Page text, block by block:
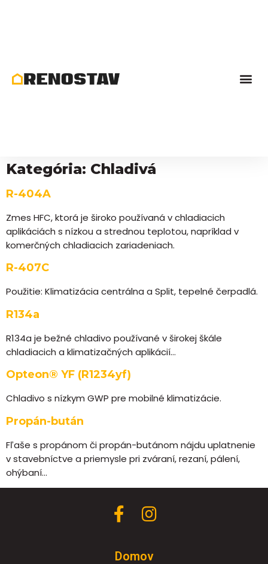
Kategória: Chladivá
R-404A
Zmes HFC, ktorá je široko používaná v chladiacich
aplikáciách s nízkou a strednou teplotou, napríklad v
komerčných chladiacich zariadeniach.
R-407C
Použitie: Klimatizácia centrálna a Split, tepelné čerpadlá.
R134a
R134a je bežné chladivo používané v širokej škále
chladiacich a klimatizačných aplikácií…
Opteon® YF (R1234yf)
Chladivo s nízkym GWP pre mobilné klimatizácie.
Propán-bután
Fľaše s propánom či propán-butánom nájdu uplatnenie
v stavebníctve a priemysle pri zváraní, rezaní, pálení,
ohýbaní…
Domov